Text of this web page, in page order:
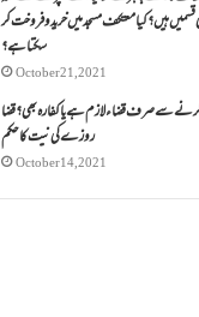
ہیں؟کیا معتکف مسجد میں خرید و فروخت کر
سکتا ہے؟
October 21, 2021
سے صرف قضاء لازم ہے یا کفارہ بھی؟ قضا
روزے کی نیت کا حکم
October 14, 2021